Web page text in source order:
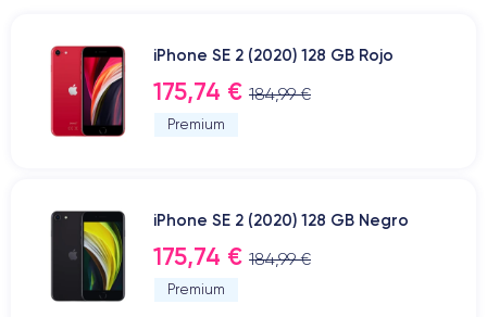
iPhone SE 2 (2020) 128 GB Rojo
175,74 € 184,99 €
Premium
iPhone SE 2 (2020) 128 GB Negro
175,74 € 184,99 €
Premium